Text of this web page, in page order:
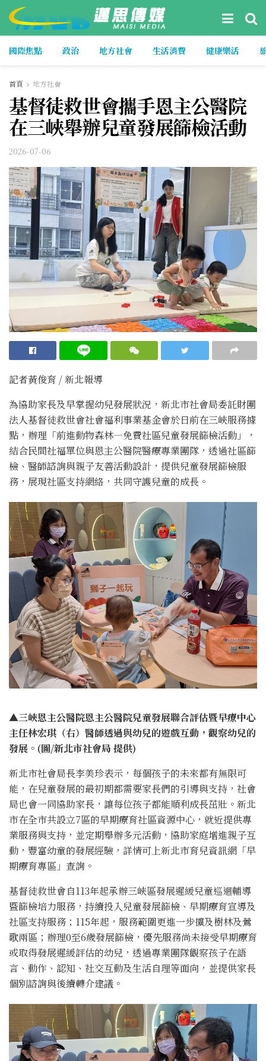
國際焦點 政治 地方社會 生活消費 健康樂活
首頁 地方社會
基督徒救世會攜手恩主公醫院
在三峽舉辦兒童發展篩檢活動
2026-07-06
記者黃俊育 / 新北報導
為協助家長及早掌握幼兒發展狀況，新北市社會局委託財團
法人基督徒救世會社會福利事業基金會於日前在三峽服務據
點，辦理「前進動物森林—免費社區兒童發展篩檢活動」，
結合民間社福單位與恩主公醫院醫療專業團隊，透過社區篩
檢、醫師諮詢與親子友善活動設計，提供兒童發展篩檢服
務，展現社區支持網絡，共同守護兒童的成長。
▲三峽恩主公醫院恩主公醫院兒童發展聯合評估暨早療中心
主任林宏琪（右）醫師透過與幼兒的遊戲互動，觀察幼兒的
發展。(圖/新北市社會局 提供)
新北市社會局長李美珍表示，每個孩子的未來都有無限可
能，在兒童發展的最初期都需要家長們的引導與支持，社會
局也會一同協助家長，讓每位孩子都能順利成長茁壯。新北
市在全市共設立7區的早期療育社區資源中心，就近提供專
業服務與支持，並定期舉辦多元活動，協助家庭增進親子互
動，豐富幼童的發展經驗，詳情可上新北市育兒資訊網「早
期療育專區」查詢。
基督徒救世會自113年起承辦三峽區發展遲緩兒童巡迴輔導
暨篩檢培力服務，持續投入兒童發展篩檢、早期療育宣導及
社區支持服務；115年起，服務範圍更進一步擴及樹林及鶯
歌兩區；辦理0至6歲發展篩檢，優先服務尚未接受早期療育
或取得發展遲緩評估的幼兒，透過專業團隊觀察孩子在語
言、動作、認知、社交互動及生活自理等面向，並提供家長
個別諮詢與後續轉介建議。